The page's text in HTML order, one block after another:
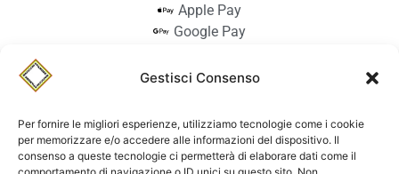
Gestisci Consenso
Per fornire le migliori esperienze, utilizziamo tecnologie come i cookie
per memorizzare e/o accedere alle informazioni del dispositivo. Il
consenso a queste tecnologie ci permetterà di elaborare dati come il
Apple Pay
Google Pay
Pagamento alla consegna
StilmodeMaiocchi